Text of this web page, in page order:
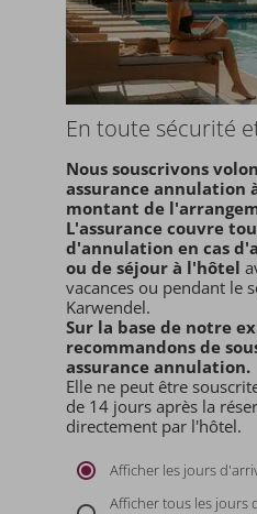
En toute sécurité
Nous souscrivons
assurance annulation
montant de
L'assurance couvre
d'annulation en cas
ou de séjour à l'hôtel
vacances ou pendant le
Karwendel.
Sur la base de notre
recommandons de
assurance annulation.
Elle ne peut être
de 14 jours après la
directement par l'hôtel.
Afficher les jours
Afficher tous les jours